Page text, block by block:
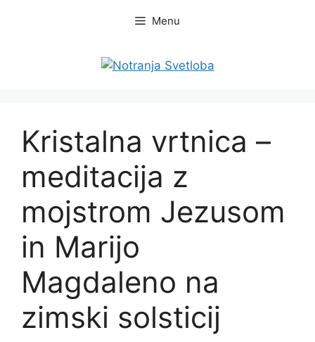
Menu
Kristalna vrtnica –
meditacija z
mojstrom Jezusom
in Marijo
Magdaleno na
zimski solsticij